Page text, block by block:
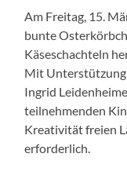
Am Freitag, 15.
bunte
Käseschachteln
Mit
Ingrid
teilnehmenden
Kreativität freien
erforderlich.